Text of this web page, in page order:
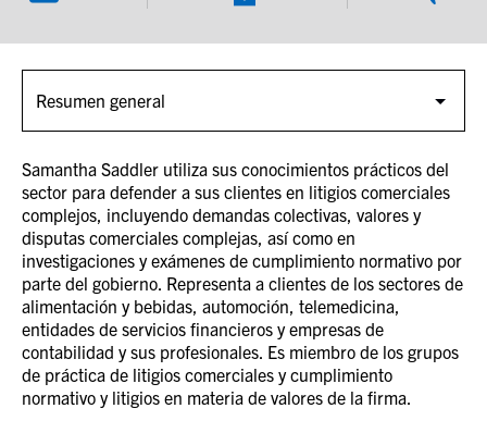
Samantha Saddler utiliza sus conocimientos prácticos del
sector para defender a sus clientes en litigios comerciales
complejos, incluyendo demandas colectivas, valores y
disputas comerciales complejas, así como en
investigaciones y exámenes de cumplimiento normativo por
parte del gobierno. Representa a clientes de los sectores de
alimentación y bebidas, automoción, telemedicina,
entidades de servicios financieros y empresas de
contabilidad y sus profesionales. Es miembro de los grupos
de práctica de litigios comerciales y cumplimiento
normativo y litigios en materia de valores de la firma.